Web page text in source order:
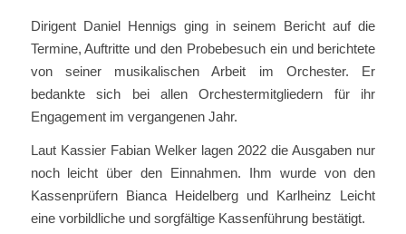
Dirigent Daniel Hennigs ging in seinem Bericht auf die
Termine, Auftritte und den Probebesuch ein und berichtete
von seiner musikalischen Arbeit im Orchester. Er
bedankte sich bei allen Orchestermitgliedern für ihr
Engagement im vergangenen Jahr.
Laut Kassier Fabian Welker lagen 2022 die Ausgaben nur
noch leicht über den Einnahmen. Ihm wurde von den
Kassenprüfern Bianca Heidelberg und Karlheinz Leicht
eine vorbildliche und sorgfältige Kassenführung bestätigt.